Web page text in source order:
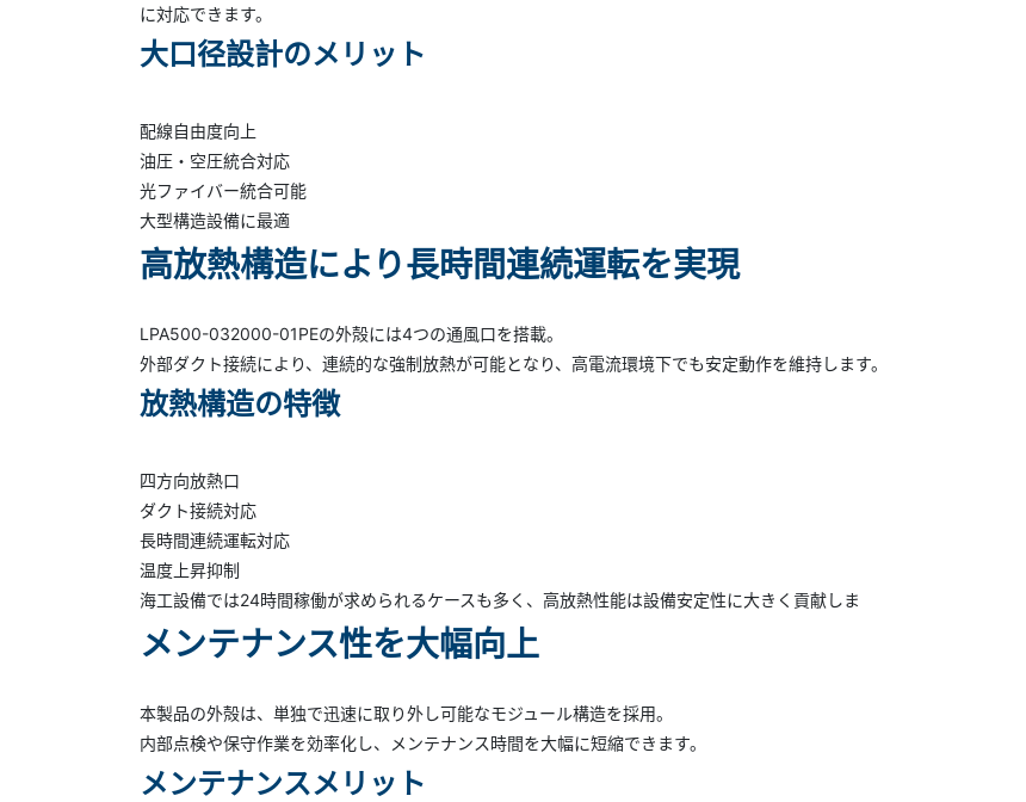
に対応できます。
大口径設計のメリット
配線自由度向上
油圧・空圧統合対応
光ファイバー統合可能
大型構造設備に最適
高放熱構造により長時間連続運転を実現
LPA500-032000-01PEの外殻には4つの通風口を搭載。
外部ダクト接続により、連続的な強制放熱が可能となり、高電流環境下でも安定動作を維持します。
放熱構造の特徴
四方向放熱口
ダクト接続対応
長時間連続運転対応
温度上昇抑制
海工設備では24時間稼働が求められるケースも多く、高放熱性能は設備安定性に大きく貢献しま
メンテナンス性を大幅向上
本製品の外殻は、単独で迅速に取り外し可能なモジュール構造を採用。
内部点検や保守作業を効率化し、メンテナンス時間を大幅に短縮できます。
メンテナンスメリット